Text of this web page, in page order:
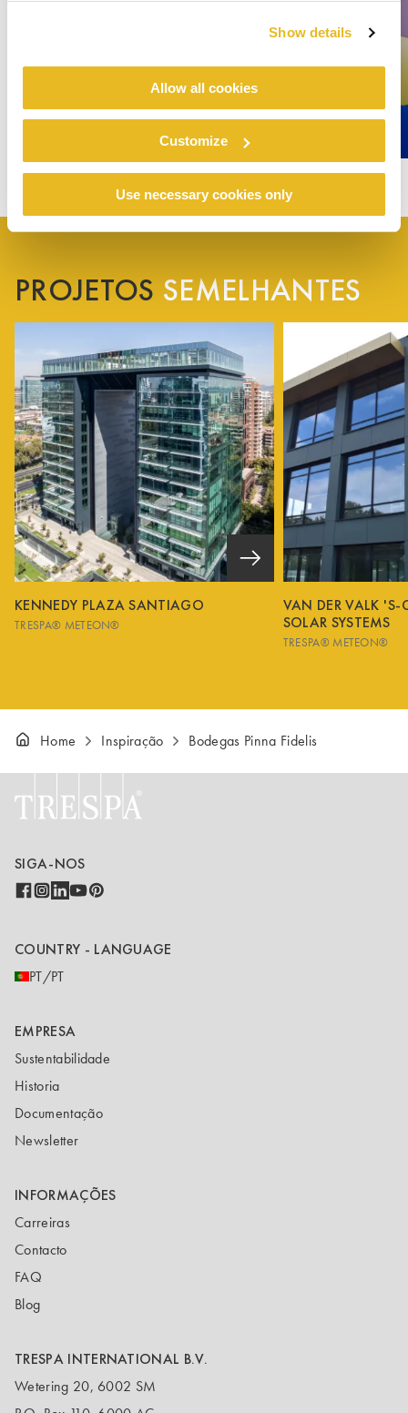
Show details
Allow all cookies
Customize
Use necessary cookies only
PROJETOS SEMELHANTES
KENNEDY PLAZA SANTIAGO
TRESPA® METEON®
VAN DER VALK 'S-
SOLAR SYSTEMS
TRESPA® METEON®
Home Inspiração Bodegas Pinna Fidelis
SIGA-NOS
COUNTRY - LANGUAGE
PT/PT
EMPRESA
Sustentabilidade
Historia
Documentação
Newsletter
INFORMAÇÕES
Carreiras
Contacto
FAQ
Blog
TRESPA INTERNATIONAL B.V.
Wetering 20, 6002 SM